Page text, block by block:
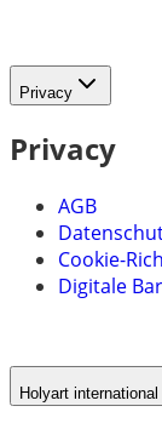
Privacy
Privacy
AGB
Cookie-
Digitale
Holyart international